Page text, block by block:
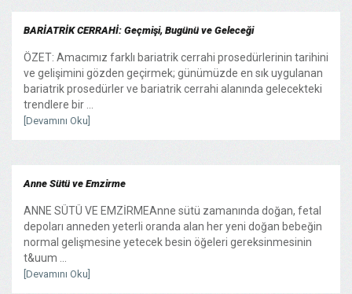
BARİATRİK CERRAHİ: Geçmişi, Bugünü ve Geleceği
ÖZET: Amacımız farklı bariatrik cerrahi prosedürlerinin tarihini
ve gelişimini gözden geçirmek; günümüzde en sık uygulanan
bariatrik prosedürler ve bariatrik cerrahi alanında gelecekteki
trendlere bir ...
[Devamını Oku]
Anne Sütü ve Emzirme
ANNE SÜTÜ VE EMZİRMEAnne sütü zamanında doğan, fetal
depoları anneden yeterli oranda alan her yeni doğan bebeğin
normal gelişmesine yetecek besin öğeleri gereksinmesinin
t&uum ...
[Devamını Oku]